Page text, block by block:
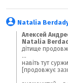
Natalia
Алексей
Natalia
дітище
...
навіть тут
[продовжує